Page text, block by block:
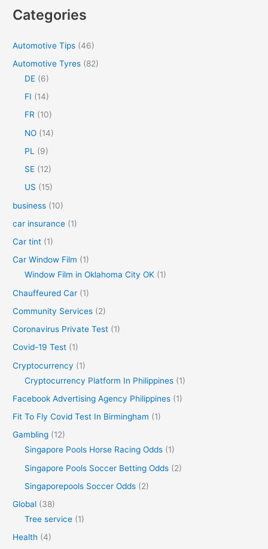
r
Categories
Automotive Tips (46)
Automotive Tyres (82)
DE (6)
FI (14)
FR (10)
NO (14)
PL
(9)
SE (12)
US (15)
business (10)
car insurance (1)
Car tint (1)
Car Window Film (1)
Window Film in Oklahoma City OK (1)
Chauffeured Car (1)
Community Services (2)
Coronavirus Private Test (1)
Covid-19 Test (1)
Cryptocurrency (1)
Cryptocurrency Platform In Philippines (1)
Facebook Advertising Agency Philippines (1)
Fit To Fly Covid Test In Birmingham (1)
Gambling (12)
Singapore Pools Horse Racing Odds (1)
Singapore Pools Soccer Betting Odds (2)
Singaporepools Soccer Odds (2)
Global (38)
Tree service (1)
Health (4)